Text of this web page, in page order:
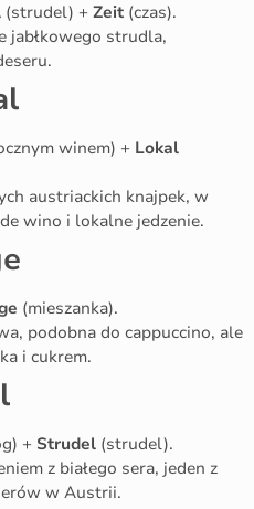
(strudel) + Zeit (czas).
jabłkowego strudla,
winem) + Lokal
austriackich knajpek, w
wino i lokalne jedzenie.
(mieszanka).
podobna do cappuccino, ale
i cukrem.
+ Strudel (strudel).
z białego sera, jeden z
w Austrii.